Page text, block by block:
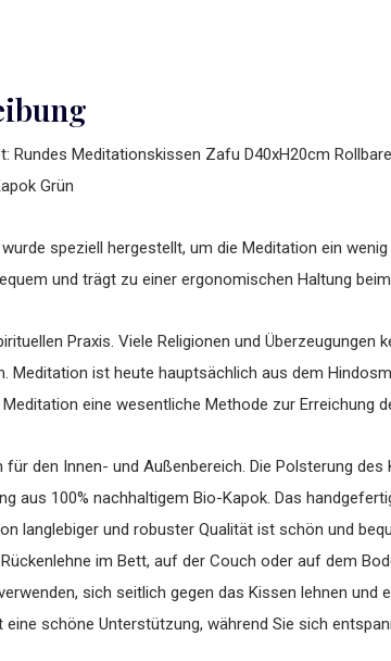
Rundes Meditationskissen Zafu D40xH20cm
Grün
speziell hergestellt, um die Meditation ein
und trägt zu einer ergonomischen Haltung
Praxis. Viele Religionen und Überzeugungen
Meditation ist heute hauptsächlich aus dem
eine wesentliche Methode zur Erreichung
für den Innen- und Außenbereich. Die Polsterung
aus 100% nachhaltigem Bio-Kapok. Das
langlebiger und robuster Qualität ist schön und
im Bett, auf der Couch oder auf dem
sich seitlich gegen das Kissen lehnen und
schöne Unterstützung, während Sie sich